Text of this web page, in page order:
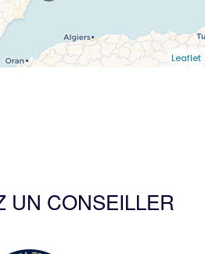
Leaflet
UN CONSEILLER